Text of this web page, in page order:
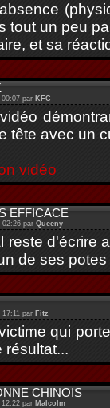
tout un peu
et sa
par KFC
tête avec un
vidéo
EFFICACE
02:26 par Queeny
reste d'écrire
de ses
par Fitz
qui
résultat...
CHINOIS
par Malcolm